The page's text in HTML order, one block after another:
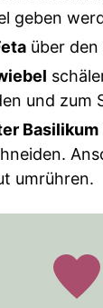
geben
über den
und zum
Basilikum
umrühren.